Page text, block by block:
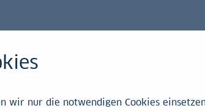
wir nur die notwendigen Cookies